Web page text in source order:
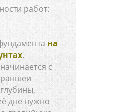
работ:
на
.
с
дне нужно